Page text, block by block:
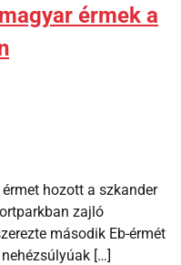
érmek a
hozott a szkander
zajló
második Eb-érmét
[…]